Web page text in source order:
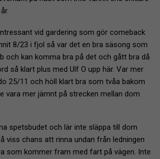
vid gardering som gör comeback
8/23 i fjol så var det en bra säsong som
och kan komma bra på det och gått bra då
så klart plus med Ulf O upp här. Var mer
25/11 och höll klart bra som tvåa bakom
vara mer jämnt på strecken mellan dom
spetsbudet och lär inte släppa till dom
viss chans att rinna undan från ledningen
som kommer fram med fart på vägen. Inte